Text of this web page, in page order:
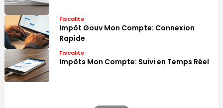
Fiscalite
Impôt Gouv Mon Compte: Connexion
Rapide
Fiscalite
Impôts Mon Compte: Suivi en Temps Réel